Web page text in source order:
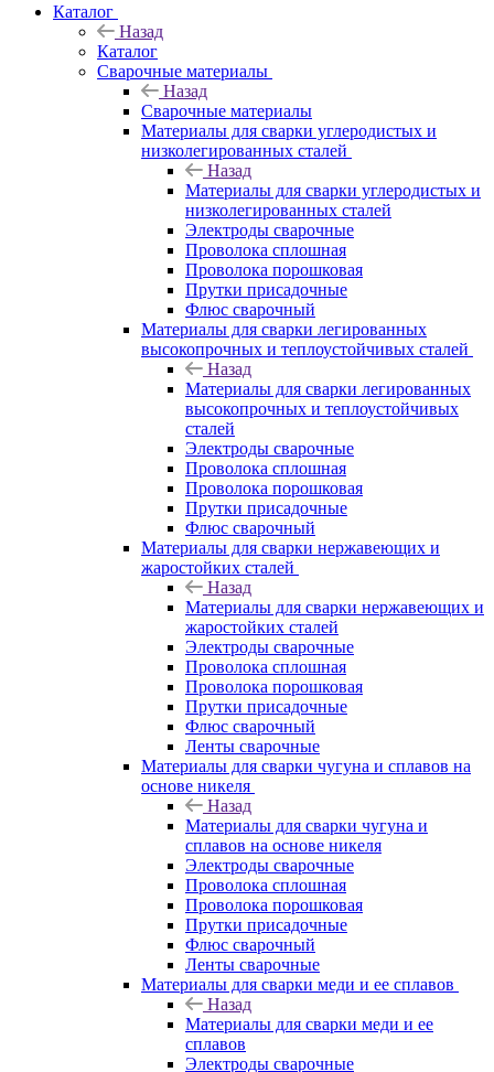
Каталог
Назад
Каталог
Сварочные материалы
Назад
Сварочные материалы
Материалы для сварки углеродистых и
низколегированных сталей
Назад
Материалы для сварки углеродистых и
низколегированных сталей
Электроды сварочные
Проволока сплошная
Проволока порошковая
Прутки присадочные
Флюс сварочный
Материалы для сварки легированных
высокопрочных и теплоустойчивых сталей
Назад
Материалы для сварки легированных
высокопрочных и теплоустойчивых
сталей
Электроды сварочные
Проволока сплошная
Проволока порошковая
Прутки присадочные
Флюс сварочный
Материалы для сварки нержавеющих и
жаростойких сталей
Назад
Материалы для сварки нержавеющих и
жаростойких сталей
Электроды сварочные
Проволока сплошная
Проволока порошковая
Прутки присадочные
Флюс сварочный
Ленты сварочные
Материалы для сварки чугуна и сплавов на
основе никеля
Назад
Материалы для сварки чугуна и
сплавов на основе никеля
Электроды сварочные
Проволока сплошная
Проволока порошковая
Прутки присадочные
Флюс сварочный
Ленты сварочные
Материалы для сварки меди и ее сплавов
Назад
Материалы для сварки меди и ее
сплавов
Электроды сварочные